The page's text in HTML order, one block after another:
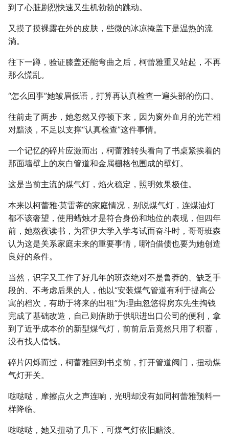
到了心脏剧烈快速又生机勃勃的跳动。
又摸了摸裸露在外的皮肤，些微的冰凉掩盖下是温热的流
淌。
往下一蹲，验证膝盖还能弯曲之后，柯蕾雅重又站起，不再
那么慌乱。
“怎么回事”她皱眉低语，打算再认真检查一遍头部的伤口。
往前走了两步，她忽然又停顿下来，因为窗外血月的光芒相
对黯淡，不足以支撑“认真检查”这件事情。
一个记忆的碎片应激而出，柯蕾雅转头看向了书桌紧挨着的
那面墙壁上的灰白管道和金属栅格包围成的壁灯。
这是当前主流的煤气灯，焰火稳定，照明效果极佳。
本来以柯蕾雅·莫雷蒂的家庭情况，别说煤气灯，连煤油灯
都不该奢望，使用蜡烛才是符合身份和地位的表现，但四年
前，她熬夜读书，为霍伊大学入学考试而奋斗时，哥哥班森
认为这是关系家庭未来的重要事情，哪怕借债也要为她创造
良好的条件。
当然，识字又工作了好几年的班森绝对不是鲁莽的、缺乏手
段的、不考虑后果的人，他以“安装煤气管道有利于提高公
寓的档次，有助于将来的出租”为理由忽悠得房东先生掏钱
完成了基础改造，自己则借助于供职进出口公司的便利，拿
到了近乎成本价的新型煤气灯，前前后后竟然只用了积蓄，
没有找人借钱。
碎片闪烁而过，柯蕾雅回到书桌前，打开管道阀门，扭动煤
气灯开关。
哒哒哒，摩擦点火之声连响，光明却没有如同柯蕾雅预料一
样降临。
哒哒哒，她又扭动了几下，可煤气灯依旧黯淡。